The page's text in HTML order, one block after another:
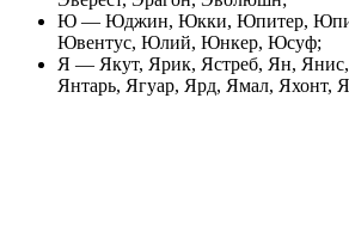
Ю — Юджин, Юкки, Юпитер,
Ювентус, Юлий, Юнкер, Юсуф;
Я — Якут, Ярик, Ястреб, Ян,
Янтарь, Ягуар, Ярд, Ямал, Яхонт,